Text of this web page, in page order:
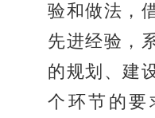
验和做法，
先进经验，
的规划、建
个环节的要